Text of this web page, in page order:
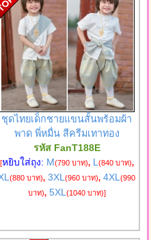
ชุดไทยเด็กชายแขนสั้นพร้อมผ้า
พาด พี่หมื่น สีครีมเทาทอง
รหัส FanT188E
[หยิบใส่ถุง: M(790 บาท), L (840 บาท),
(880 บาท), 3XL(960 บาท), 4XL(990
บาท), 5XL (1040 บาท)]